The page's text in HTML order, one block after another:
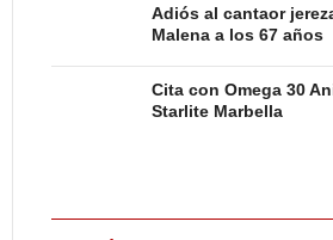
Adiós al cantaor
Malena a los 67 años
Cita con Omega 30
Starlite Marbella